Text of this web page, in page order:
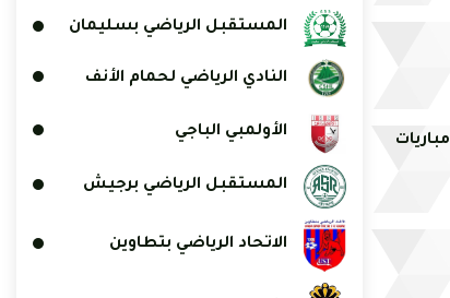
المستقبل الرياضي بسليمان
النادي الرياضي لحمام الأنف
الأولمبي الباجي
المستقبل الرياضي برجيش
الاتحاد الرياضي بتطاوين